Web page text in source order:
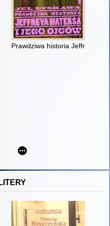
początku
Prawdziwa historia Jeffreya